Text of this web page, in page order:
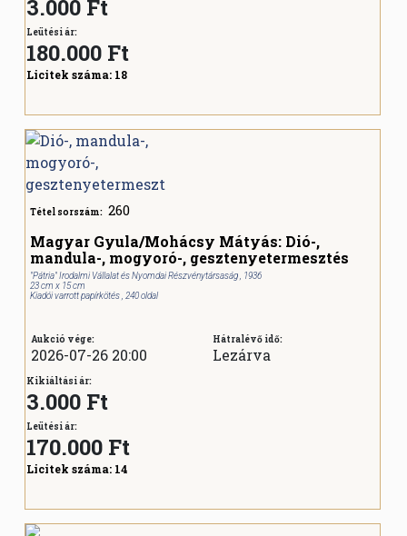
3.000 Ft
Leütési ár:
180.000 Ft
Licitek száma: 18
Tétel sorszám: 260
Magyar Gyula/Mohácsy Mátyás: Dió-,
mandula-, mogyoró-, gesztenyetermesztés
"Pátria" Irodalmi Vállalat és Nyomdai Részvénytársaság , 1936
23 cm x 15 cm
Kiadói varrott papírkötés , 240 oldal
Aukció vége:
2026-07-26 20:00
Hátralévő idő:
Lezárva
Kikiáltási ár:
3.000 Ft
Leütési ár:
170.000 Ft
Licitek száma: 14